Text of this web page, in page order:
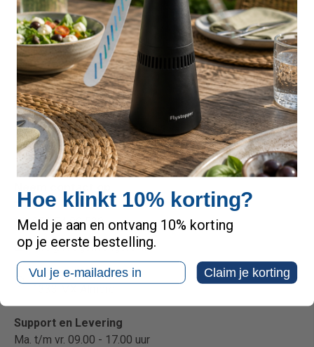
€ 18,98
inclusief btw
Weergeven 1 t/m 3 van in totaal 3
036 54 00 538
info@vliegenvangers.nl
Zandzuigerstraat 97
Support en Levering
Ma. t/m vr. 09.00 - 17.00 uur
Hoe klinkt 10% korting?
Meld je aan en ontvang 10% korting
op je eerste bestelling.
Email Claim je korting